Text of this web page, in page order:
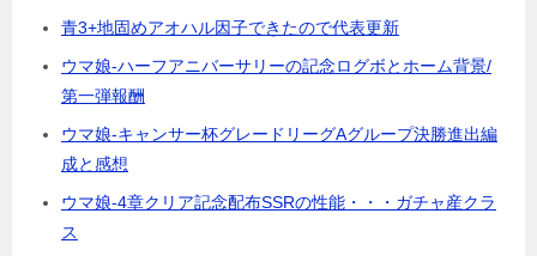
青3+地固めアオハル因子できたので代表更新
ウマ娘-ハーフアニバーサリーの記念ログボとホーム背景/
第一弾報酬
ウマ娘-キャンサー杯グレードリーグAグループ決勝進出編
成と感想
ウマ娘-4章クリア記念配布SSRの性能・・・ガチャ産クラ
ス